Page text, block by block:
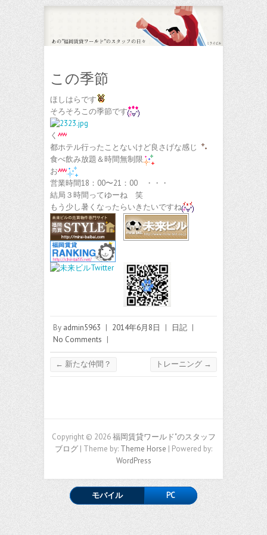
この季節
ほしはらです
そろそろこの季節です
く
都ホテル行ったことないけど良さげな感じ
食べ飲み放題＆時間無制限
お
営業時間18：00〜21：00 ・・・
結局３時間ってゆーね 笑
もう少し暑くなったらいきたいですね
By admin5963 | 2014年6月8日 | 日記 |
No Comments |
← 新たな仲間？ トレーニング →
Copyright © 2026福岡賃貸ワールド"のスタッフ
ブログ | Theme by: Theme Horse | Powered by:
WordPress
モバイル PC